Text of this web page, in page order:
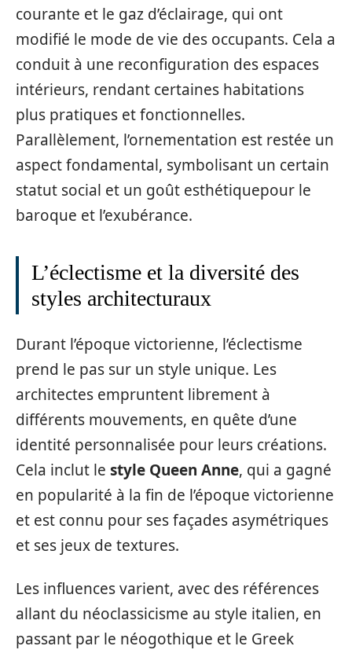
courante et le gaz d’éclairage, qui ont
modifié le mode de vie des occupants. Cela a
conduit à une reconfiguration des espaces
intérieurs, rendant certaines habitations
plus pratiques et fonctionnelles.
Parallèlement, l’ornementation est restée un
aspect fondamental, symbolisant un certain
statut social et un goût esthétiquepour le
baroque et l’exubérance.
L’éclectisme et la diversité des
styles architecturaux
Durant l’époque victorienne, l’éclectisme
prend le pas sur un style unique. Les
architectes empruntent librement à
différents mouvements, en quête d’une
identité personnalisée pour leurs créations.
Cela inclut le style Queen Anne, qui a gagné
en popularité à la fin de l’époque victorienne
et est connu pour ses façades asymétriques
et ses jeux de textures.
Les influences varient, avec des références
allant du néoclassicisme au style italien, en
passant par le néogothique et le Greek